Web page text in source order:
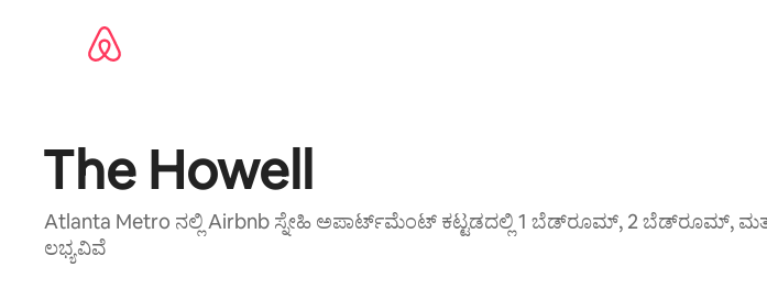
The Howell
Atlanta Metro ನಲ್ಲಿ Airbnb ಸ್ನೇಹಿ ಅಪಾರ್ಟ್‌ಮೆಂಟ್ ಕಟ್ಟಡದಲ್ಲಿ 1 ಬೆಡ್‌ರೂಮ್, 2 ಬೆಡ್‌ರೂಮ್,
ಲಭ್ಯವಿವೆ